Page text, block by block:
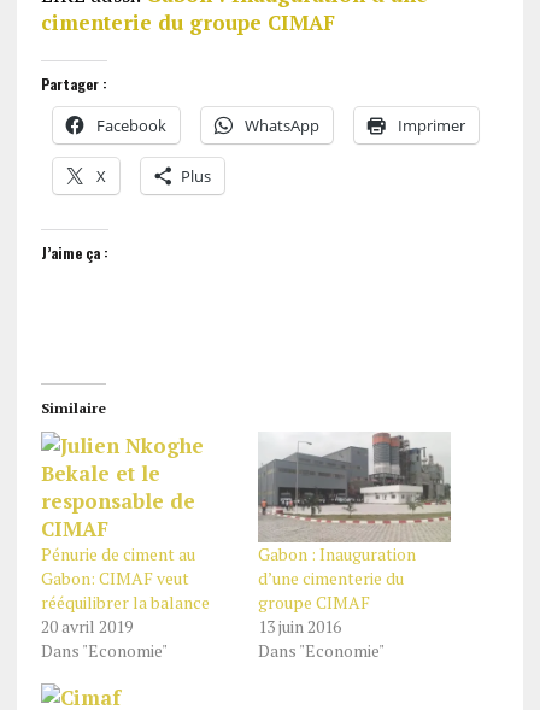
cimenterie du groupe CIMAF
Partager :
Facebook WhatsApp Imprimer
X Plus
J’aime ça :
Similaire
Pénurie de ciment au
Gabon: CIMAF veut
rééquilibrer la balance
20 avril 2019
Dans "Economie"
Gabon : Inauguration
d’une cimenterie du
groupe CIMAF
13 juin 2016
Dans "Economie"